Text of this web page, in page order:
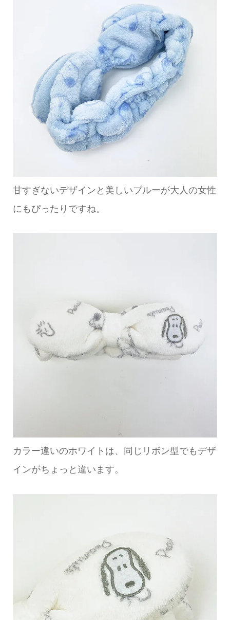
甘すぎないデザインと美しいブルーが大人の女性
にもぴったりですね。
カラー違いのホワイトは、同じリボン型でもデザ
インがちょっと違います。